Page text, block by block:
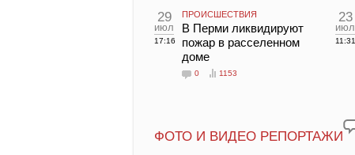
29
июл
17:16
ПРОИСШЕСТВИЯ
В Перми ликвидируют
пожар в расселенном
доме
0 1153
23
июл
11:31
ФОТО И ВИДЕО РЕПОРТАЖИ